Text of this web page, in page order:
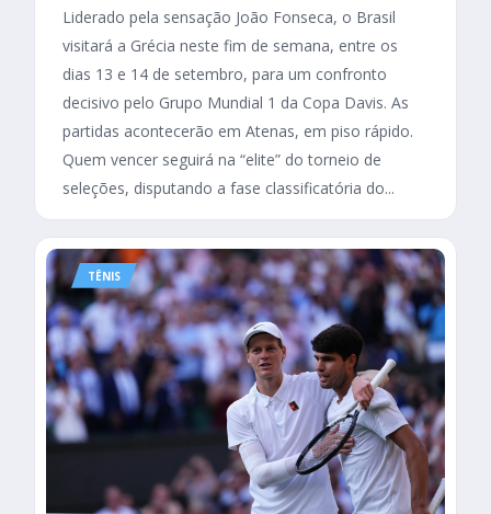
Liderado pela sensação João Fonseca, o Brasil
visitará a Grécia neste fim de semana, entre os
dias 13 e 14 de setembro, para um confronto
decisivo pelo Grupo Mundial 1 da Copa Davis. As
partidas acontecerão em Atenas, em piso rápido.
Quem vencer seguirá na “elite” do torneio de
seleções, disputando a fase classificatória do...
TÊNIS